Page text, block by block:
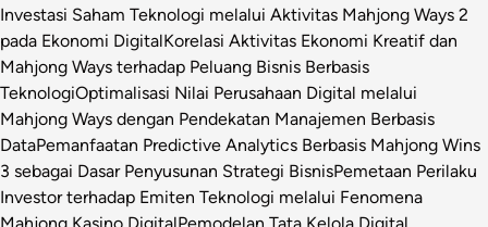
Investasi Saham Teknologi melalui Aktivitas Mahjong Ways 2
pada Ekonomi DigitalKorelasi Aktivitas Ekonomi Kreatif dan
Mahjong Ways terhadap Peluang Bisnis Berbasis
TeknologiOptimalisasi Nilai Perusahaan Digital melalui
Mahjong Ways dengan Pendekatan Manajemen Berbasis
DataPemanfaatan Predictive Analytics Berbasis Mahjong Wins
3 sebagai Dasar Penyusunan Strategi BisnisPemetaan Perilaku
Investor terhadap Emiten Teknologi melalui Fenomena